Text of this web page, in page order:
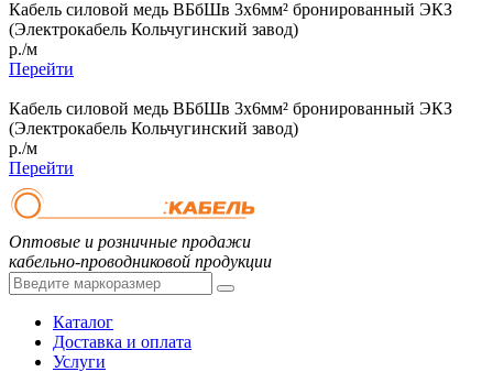
Кабель силовой медь ВБбШв 3x6мм² бронированный ЭКЗ
(Электрокабель Кольчугинский завод)
р./м
Перейти
Кабель силовой медь ВБбШв 3x6мм² бронированный ЭКЗ
(Электрокабель Кольчугинский завод)
р./м
Перейти
Оптовые и розничные продажи
кабельно-проводниковой продукции
Каталог
Доставка и оплата
Услуги